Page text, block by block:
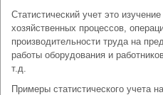
Статистический учет это
хозяйственных процессов,
производительности труда на
работы оборудования и
т.д.
Примеры статистического учета